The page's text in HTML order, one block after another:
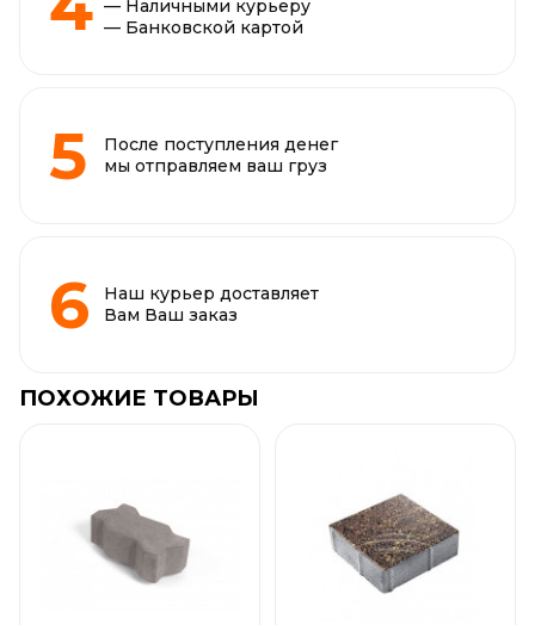
— Наличными курьеру
— Банковской картой
После поступления денег
мы отправляем ваш груз
Наш курьер доставляет
Вам Ваш заказ
ПОХОЖИЕ ТОВАРЫ